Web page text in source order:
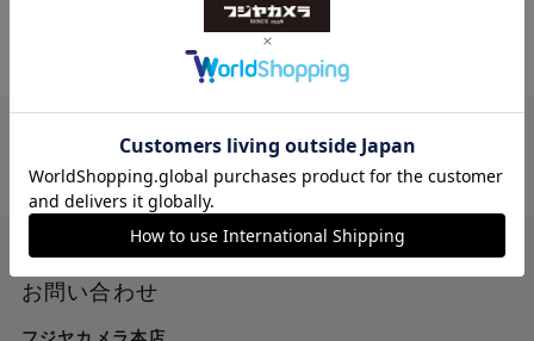
（税込） 以上 から 送料無料
お問い合わせ
フジヤカメラ本店